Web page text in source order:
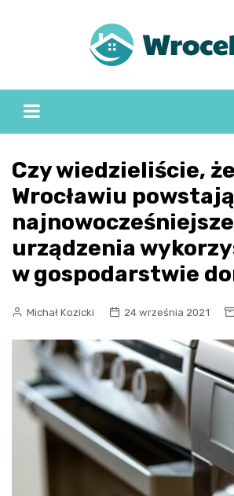
Czy wiedzieliście,
Wrocławiu powstają
najnowocześniejsze
urządzenia
w gospodarstwie
Michał Kozicki 24 września 2021